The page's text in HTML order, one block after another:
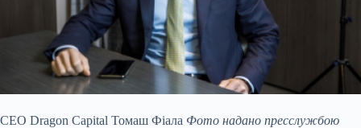
CEO Dragon Capital Томаш Фіала Фото надано пресслужбою